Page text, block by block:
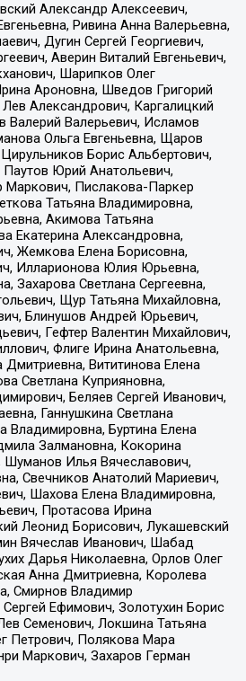
Александр Алексеевич,
Ривина Анна Валерьевна,
Дугин Сергей Георгиевич,
Аверин Виталий Евгеньевич,
Шарипков Олег
Ароновна, Шведов Григорий
Александрович, Каргалицкий
Валерий Валерьевич, Исламов
Ольга Евгеньевна, Щаров
Борис Альбертович,
Паутов Юрий Анатольевич,
Маркович, Пислакова-Паркер
Татьяна Владимировна,
Акимова Татьяна
Екатерина Александровна,
Жемкова Елена Борисовна,
Илларионова Юлия Юрьевна,
Захарова Светлана Сергеевна,
Щур Татьяна Михайловна,
Блинушов Андрей Юрьевич,
Гефтер Валентин Михайлович,
Флиге Ирина Анатольевна,
Вититинова Елена
Светлана Куприяновна,
Беляев Сергей Иванович,
Ганнушкина Светлана
Владимировна, Буртина Елена
Залмановна, Кокорина
Шуманов Илья Вячеславович,
Свечников Анатолий Мариевич,
Шахова Елена Владимировна,
Протасова Ирина
Леонид Борисович, Лукашевский
Вячеслав Иванович, Шабад
Дарья Николаевна, Орлов Олег
Анна Дмитриевна, Королева
Смирнов Владимир
Ефимович, Золотухин Борис
Семенович, Локшина Татьяна
Петрович, Полякова Мара
Маркович, Захаров Герман